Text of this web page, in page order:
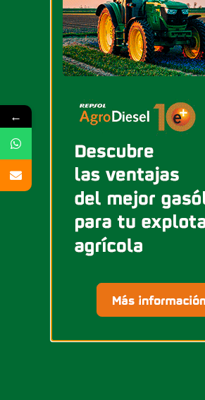
una
El mantenimiento de
una simple revisión visual.
como la limpieza de
comprobación de la
de parámetros y la
general del equipo.
También se revisan
depósito de combustible,
los sistemas de seguridad,
Este proceso permite
condiciones
←